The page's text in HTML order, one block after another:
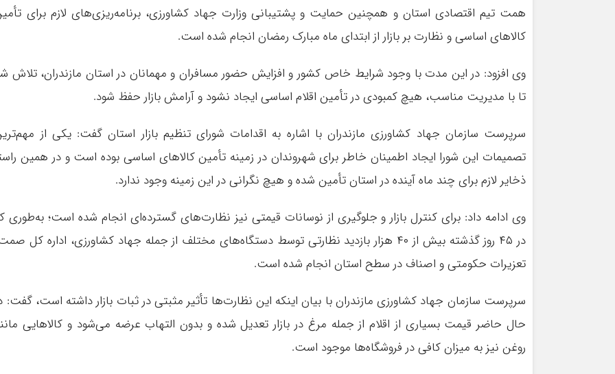
همت تیم اقتصادی استان و همچنین حمایت و پشتیبانی وزارت جهاد کشاورزی، برنامه‌ریزی‌های لازم برای
کالاهای اساسی و نظارت بر بازار از ابتدای ماه مبارک رمضان انجام شده است.
وی افزود: در این مدت با وجود شرایط خاص کشور و افزایش حضور مسافران و مهمانان در استان مازندران، تلاش
تا با مدیریت مناسب، هیچ کمبودی در تأمین اقلام اساسی ایجاد نشود و آرامش بازار حفظ شود.
سرپرست سازمان جهاد کشاورزی مازندران با اشاره به اقدامات شورای تنظیم بازار استان گفت: یکی از
تصمیمات این شورا ایجاد اطمینان خاطر برای شهروندان در زمینه تأمین کالاهای اساسی بوده است و در همین
ذخایر لازم برای چند ماه آینده در استان تأمین شده و هیچ نگرانی در این زمینه وجود ندارد.
وی ادامه داد: برای کنترل بازار و جلوگیری از نوسانات قیمتی نیز نظارت‌های گسترده‌ای انجام شده است؛ به‌طوری
در ۴۵ روز گذشته بیش از ۴۰ هزار بازدید نظارتی توسط دستگاه‌های مختلف از جمله جهاد کشاورزی، اداره کل
تعزیرات حکومتی و اصناف در سطح استان انجام شده است.
سرپرست سازمان جهاد کشاورزی مازندران با بیان اینکه این نظارت‌ها تأثیر مثبتی در ثبات بازار داشته است، گفت:
حال حاضر قیمت بسیاری از اقلام از جمله مرغ در بازار تعدیل شده و بدون التهاب عرضه می‌شود و کالاهایی
روغن نیز به میزان کافی در فروشگاه‌ها موجود است.